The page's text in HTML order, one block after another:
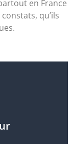
en France
qu’ils